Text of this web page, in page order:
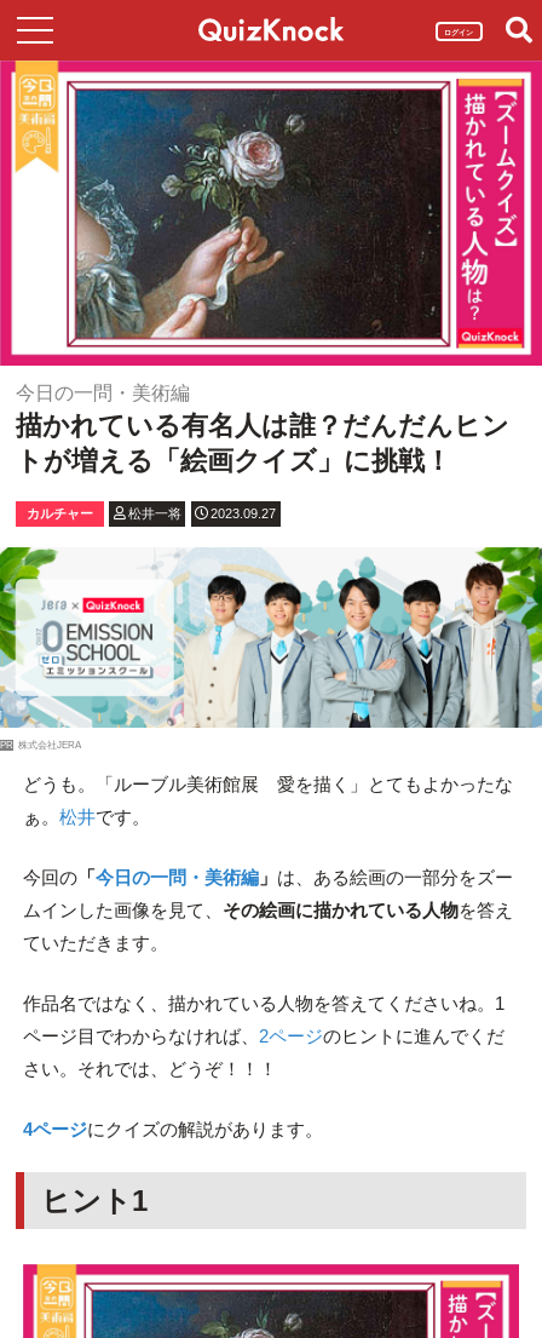
ログイン
今日の一問・美術編
描かれている有名人は誰？だんだんヒン
トが増える「絵画クイズ」に挑戦！
カルチャー 松井一将 2023.09.27
PR 株式会社JERA
どうも。「ルーブル美術館展 愛を描く」とてもよかったな
ぁ。 松井です。
今回の「今日の一問・美術編」 は、ある絵画の一部分をズー
ムインした画像を見て、 その絵画に描かれている人物を答え
ていただきます。
作品名ではなく、描かれている人物を答えてくださいね。1
ページ目でわからなければ、 2ページのヒントに進んでくだ
さい。それでは、どうぞ！！！
4ページにクイズの解説があります。
ヒント1